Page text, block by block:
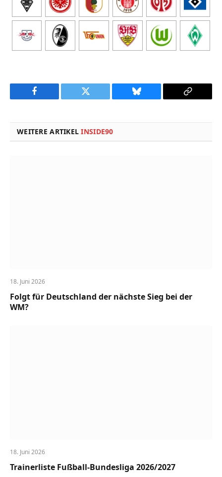
Facebook Twitter Bluesky
Copy
WEITERE ARTIKELINSIDE90
18. Juni 2026
Folgt für Deutschland der nächste Sieg bei der
WM?
18. Juni 2026
Trainerliste Fußball-Bundesliga 2026/2027